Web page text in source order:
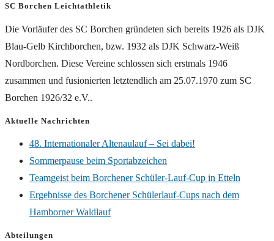
SC Borchen Leichtathletik
Die Vorläufer des SC Borchen gründeten sich bereits 1926 als DJK
Blau-Gelb Kirchborchen, bzw. 1932 als DJK Schwarz-Weiß
Nordborchen. Diese Vereine schlossen sich erstmals 1946
zusammen und fusionierten letztendlich am 25.07.1970 zum SC
Borchen 1926/32 e.V..
Aktuelle Nachrichten
48. Internationaler Altenaulauf – Sei dabei!
Sommerpause beim Sportabzeichen
Teamgeist beim Borchener Schüler-Lauf-Cup in Etteln
Ergebnisse des Borchener Schülerlauf-Cups nach dem
Hamborner Waldlauf
Abteilungen